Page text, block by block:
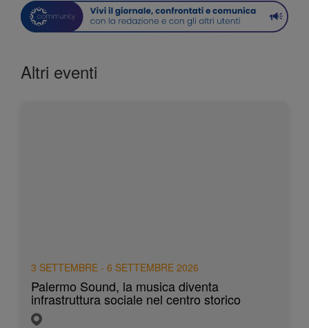
Altri eventi
3 SETTEMBRE - 6 SETTEMBRE 2026
Palermo Sound, la musica diventa
infrastruttura sociale nel centro storico